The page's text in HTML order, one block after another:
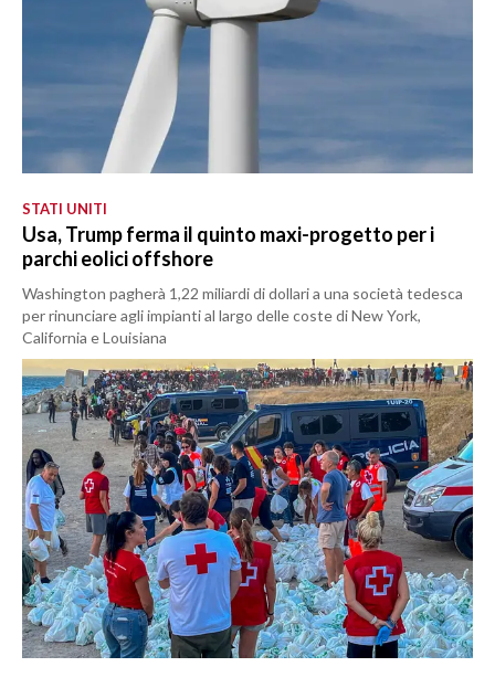
STATI UNITI
Usa, Trump ferma il quinto maxi-progetto per i
parchi eolici offshore
Washington pagherà 1,22 miliardi di dollari a una società tedesca
per rinunciare agli impianti al largo delle coste di New York,
California e Louisiana